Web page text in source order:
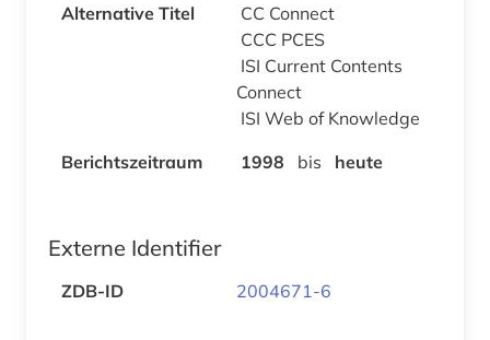
Alternative Titel
CC Connect
CCC PCES
ISI Current Contents
Connect
ISI Web of Knowledge
Berichtszeitraum
1998 bis heute
Externe Identifier
ZDB-ID 2004671-6